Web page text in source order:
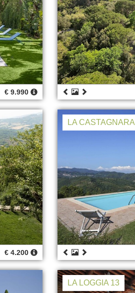
€ 9.990
€ 4.200
LA CASTAGNARA
LA LOGGIA 13